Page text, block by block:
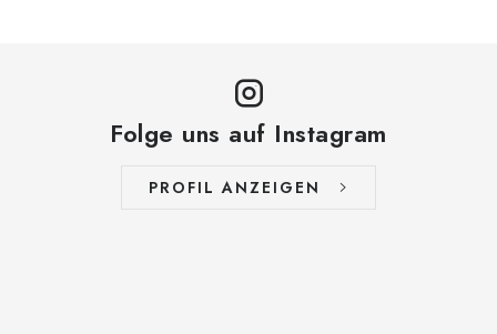
Folge uns auf Instagram
PROFIL ANZEIGEN